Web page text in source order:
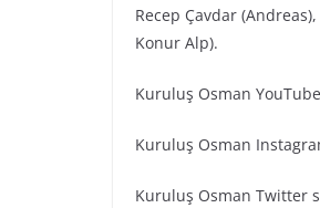
Recep Çavdar
Konur Alp).
Kuruluş Osman
Kuruluş Osman
Kuruluş Osman Twitter